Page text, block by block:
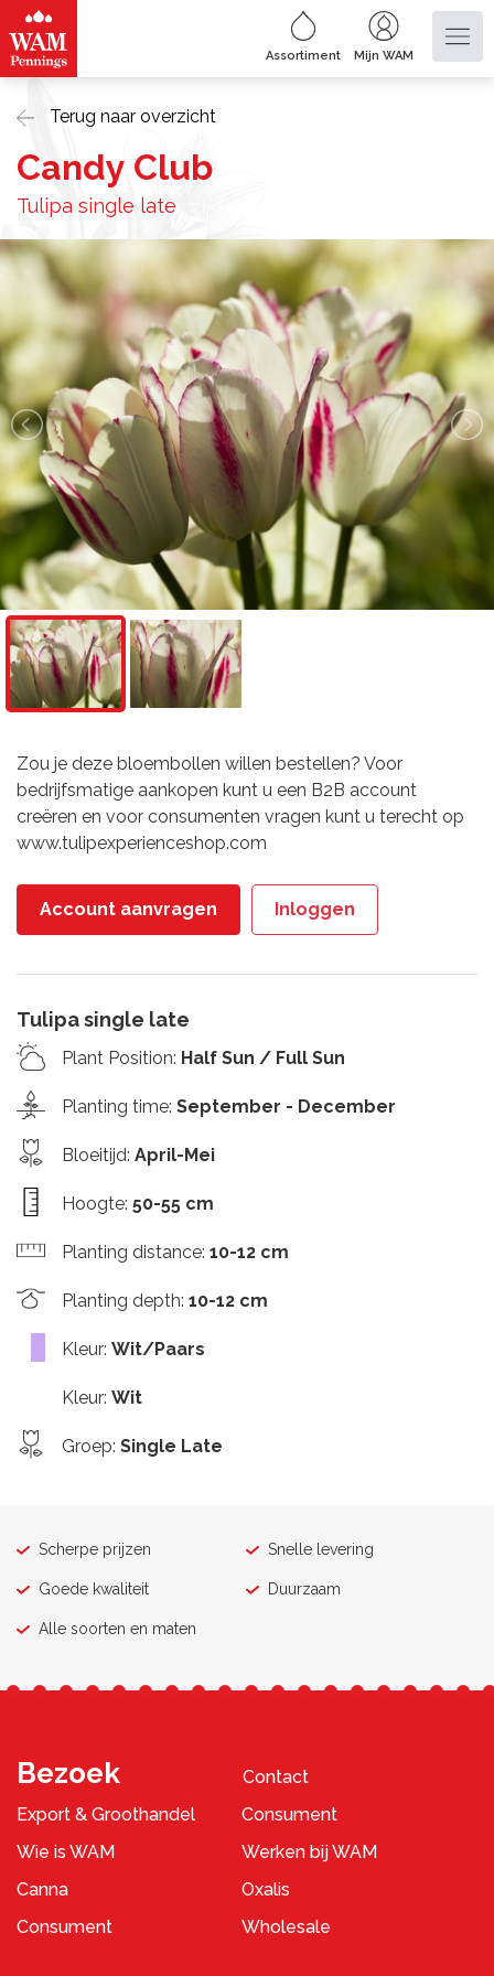
Assortiment Mijn WAM
Terug naar overzicht
Candy Club
Tulipa single late
Zou je deze bloembollen willen bestellen? Voor
bedrijfsmatige aankopen kunt u een B2B account
creëren en voor consumenten vragen kunt u terecht op
www.tulipexperienceshop.com
Account aanvragen Inloggen
Tulipa single late
Plant Position: Half Sun / Full Sun
Planting time: September - December
Bloeitijd: April-Mei
Hoogte: 50-55 cm
Planting distance: 10-12 cm
Planting depth: 10-12 cm
Kleur: Wit/Paars
Kleur: Wit
Groep: Single Late
Scherpe prijzen Snelle levering
Goede kwaliteit Duurzaam
Alle soorten en maten
Bezoek
Contact
Export & Groothandel
Consument
Wie is WAM
Werken bij WAM
Canna
Oxalis
Consument
Wholesale